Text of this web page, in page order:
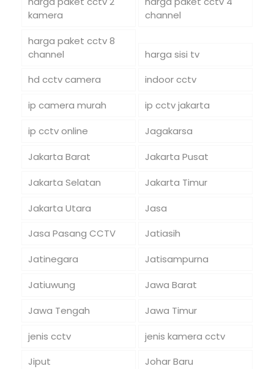
kamera
channel
harga paket cctv 8
channel
harga sisi tv
hd cctv camera
indoor cctv
ip camera murah
ip cctv jakarta
ip cctv online
Jagakarsa
Jakarta Barat
Jakarta Pusat
Jakarta Selatan
Jakarta Timur
Jakarta Utara
Jasa
Jasa Pasang CCTV
Jatiasih
Jatinegara
Jatisampurna
Jatiuwung
Jawa Barat
Jawa Tengah
Jawa Timur
jenis cctv
jenis kamera cctv
Jiput
Johar Baru